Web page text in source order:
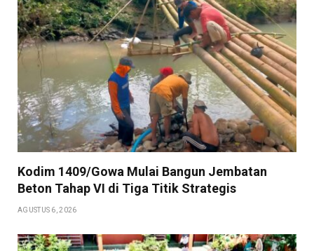
Kodim 1409/Gowa Mulai Bangun Jembatan
Beton Tahap VI di Tiga Titik Strategis
AGUSTUS 6, 2026